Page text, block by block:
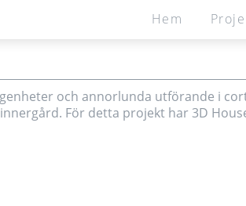
Hem
och
och annorlunda utförande i
För detta projekt har 3D